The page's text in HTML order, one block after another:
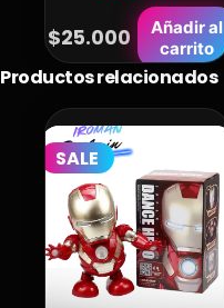
$25.000
Añadir al
carrito
Productos relacionados
SALE